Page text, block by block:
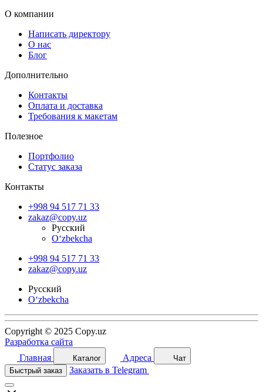
О компании
Написать директору
О нас
Блог
Дополнительно
Контакты
Оплата и доставка
Требования к макетам
Полезное
Портфолио
Статус заказа
Контакты
+998 94 517 71 33
zakaz@copy.uz
Русский
O‘zbekcha
+998 94 517 71 33
zakaz@copy.uz
Русский
O‘zbekcha
Copyright © 2025 Copy.uz
Разработка сайта
Главная
Каталог Адреса
Чат
Быстрый заказ
Заказать в Telegram